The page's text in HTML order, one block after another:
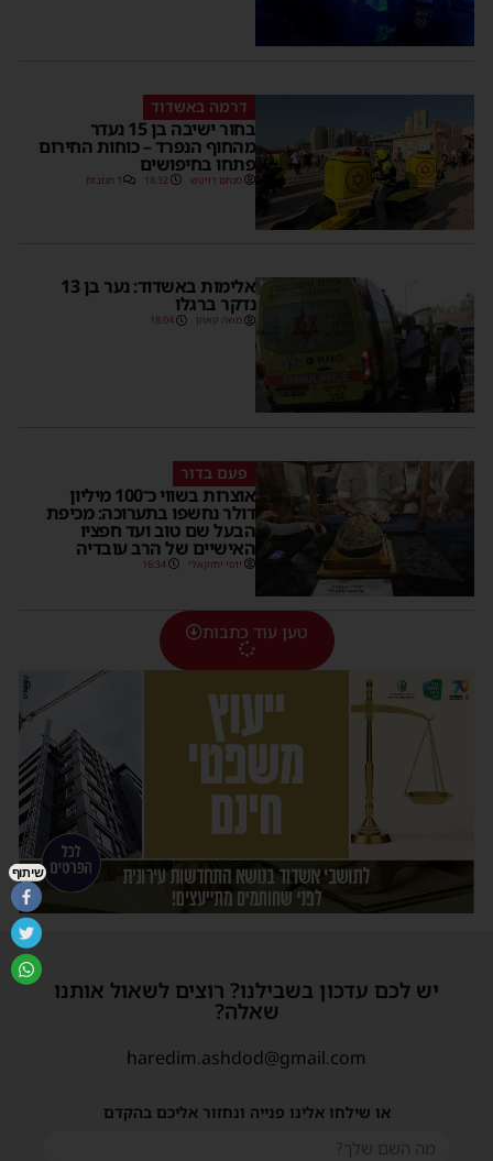
דרמה באשדוד
בחור ישיבה בן 15 נעדר
מהחוף הנפרד – כוחות החירום
פתחו בחיפושים
מנחם דויטש 18:32 1 תגובות
אלימות באשדוד: נער בן 13
נדקר ברגלו
משה קאהן 18:04
פעם בדור
אוצרות בשווי כ־100 מיליון
דולר נחשפו בתערוכה: מכיפת
הבעל שם טוב ועד חפציו
האישיים של הרב עובדיה
יוסי יחזקאלי 16:34
טען עוד כתבות
יש לכם עדכון בשבילנו? רוצים לשאול אותנו
שאלה?
haredim.ashdod@gmail.com
או שילחו אלינו פנייה ונחזור אליכם בהקדם
שיתוף